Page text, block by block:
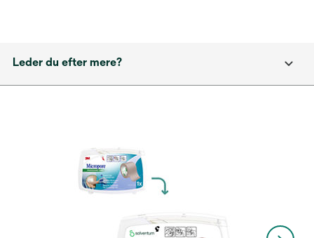
Leder du efter mere?